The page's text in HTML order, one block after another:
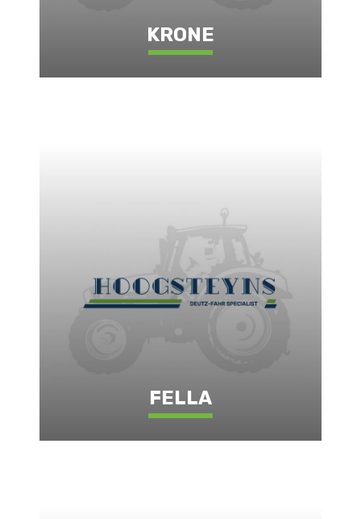
KRONE
FELLA